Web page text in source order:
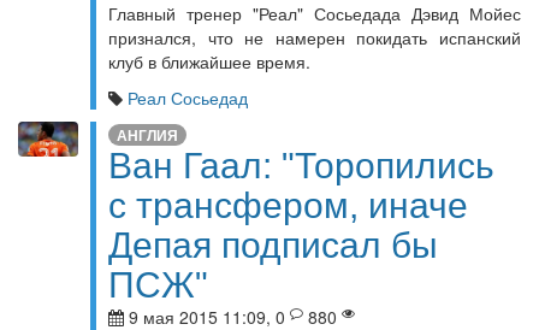
Главный тренер "Реал" Сосьедада Дэвид Мойес
признался, что не намерен покидать испанский
клуб в ближайшее время.
Реал Сосьедад
АНГЛИЯ
Ван Гаал: "Торопились
с трансфером, иначе
Депая подписал бы
ПСЖ"
9 мая 2015 11:09, 0
880